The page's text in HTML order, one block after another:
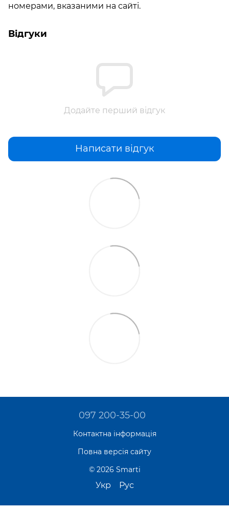
номерами, вказаними на сайті.
Відгуки
Додайте перший відгук
Написати відгук
097 200-35-00
Контактна інформація
Повна версія сайту
© 2026 Smarti
Укр Рус